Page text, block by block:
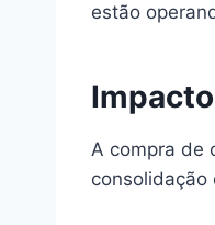
estão
A compra de
consolidação